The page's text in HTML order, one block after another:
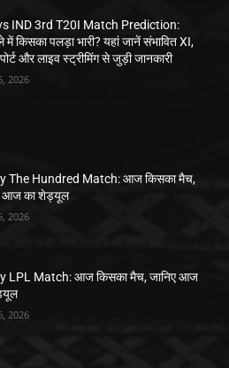
IND 3rd T20I Match Prediction:
में किसका पलड़ा भारी? यहां जानें संभावित XI,
और लाइव स्ट्रीमिंग से जुड़ी जानकारी
2026
The Hundred Match: आज किसका मैच,
आज का शेड्यूल
2026
LPL Match: आज किसका मैच, जानिए आज
2026